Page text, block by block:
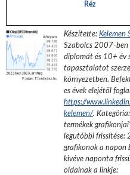
Réz
Készítette: Kelemen
Szabolcs 2007-
diplomát és 10+ év
tapasztalatot
környezetben.
es évek elejétől
https://
kelemen/. Kategória:
termékek grafikonjai
legutóbbi frissítése:
grafikonok a napon
kivéve naponta
oldalnak a linkje: